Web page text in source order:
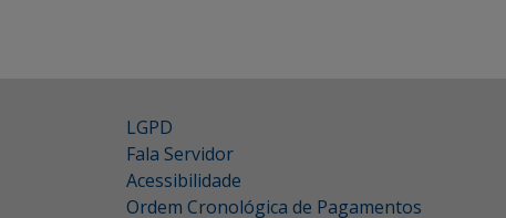
LGPD
Fala Servidor
Acessibilidade
Ordem Cronológica de Pagamentos